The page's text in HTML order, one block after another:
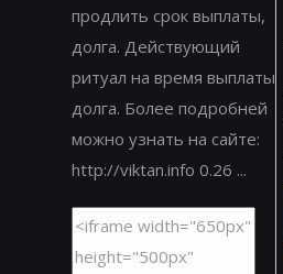
продлить срок выплаты,
долга. Действующий
ритуал на время выплаты
долга. Более подробней
можно узнать на сайте:
http://viktan.info 0.26 ...